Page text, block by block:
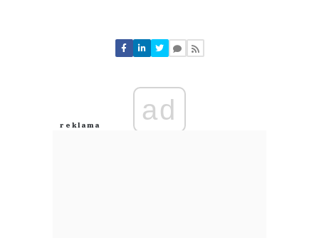
Nie znaleziono komentarzy
Zostaw swoje komentarze
Anuluj
ad